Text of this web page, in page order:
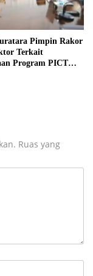
Pimpin Rakor
Terkait
Program PICT
Ruas yang